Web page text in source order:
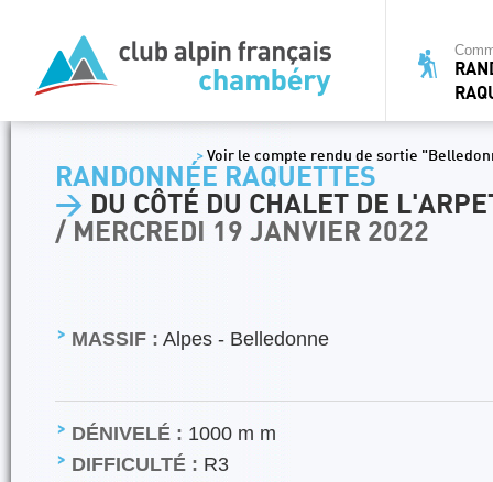
> Voir le compte rendu de sortie
RANDONNÉE RAQUETTES
> DU CÔTÉ DU CHALET DE
/ MERCREDI 19 JANVIER 2022
MASSIF : Alpes - Belledonne
DÉNIVELÉ : 1000 m m
DIFFICULTÉ : R3